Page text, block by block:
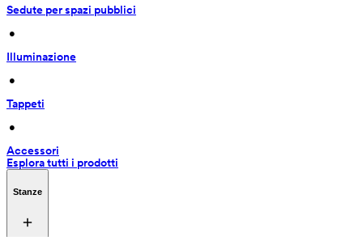
Sedute per spazi pubblici
•
Illuminazione
•
Tappeti
•
Accessori
Esplora tutti i prodotti
Stanze